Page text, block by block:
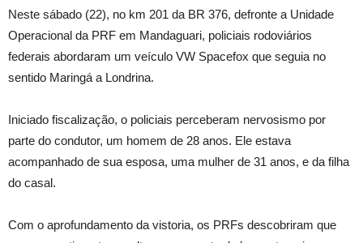
Neste sábado (22), no km 201 da BR 376, defronte a Unidade
Operacional da PRF em Mandaguari, policiais rodoviários
federais abordaram um veículo VW Spacefox que seguia no
sentido Maringá a Londrina.
Iniciado fiscalização, o policiais perceberam nervosismo por
parte do condutor, um homem de 28 anos. Ele estava
acompanhado de sua esposa, uma mulher de 31 anos, e da filha
do casal.
Com o aprofundamento da vistoria, os PRFs descobriram que